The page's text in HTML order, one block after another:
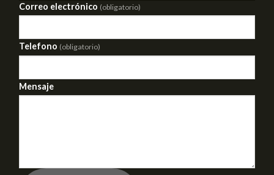
Correo electrónico (obligatorio)
Telefono (obligatorio)
Mensaje